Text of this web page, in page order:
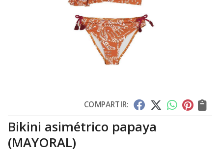
COMPARTIR:
Bikini asimétrico papaya
(MAYORAL)